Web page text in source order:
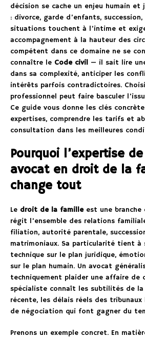
décision se cache un enjeu humain et
: divorce, garde d’enfants,
situations touchent à l’intime et
accompagnement à la hauteur des
compétent dans ce domaine ne se
connaître le Code civil — il sait lire
dans sa complexité, anticiper les
intérêts parfois contradictoires.
professionnel peut faire basculer
Ce guide vous donne les clés
expertises, comprendre les tarifs et
consultation dans les meilleures
Pourquoi l’expertise
avocat en droit de la
change tout
Le droit de la familleest une
régit l’ensemble des relations
filiation, autorité parentale,
matrimoniaux. Sa particularité tient à
technique sur le plan juridique,
sur le plan humain. Un avocat
techniquement plaider une affaire de
spécialiste connaît les subtilités de la
récente, les délais réels des
de négociation qui font gagner du
Prenons un exemple concret. En